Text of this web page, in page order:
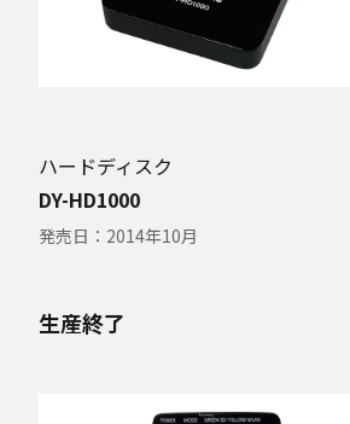
ハードディスク
DY-HD1000
発売日： 2014年10月
生産終了